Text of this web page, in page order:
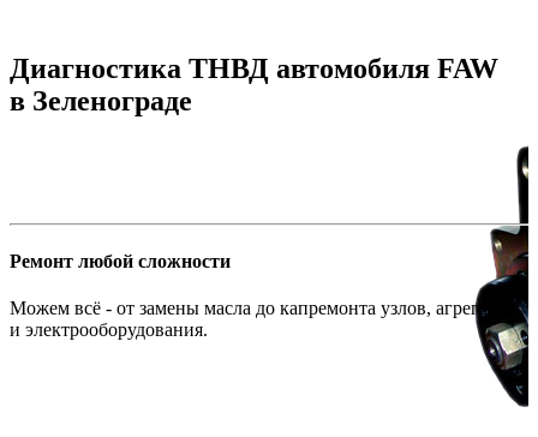
Диагностика ТНВД автомобиля FAW
в Зеленограде
Ремонт любой сложности
Можем всё - от замены масла до капремонта узлов, агрегатов
и электрооборудования.